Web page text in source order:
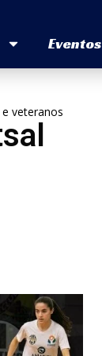
Eventos
veteranos